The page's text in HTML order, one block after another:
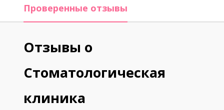
Проверенные отзывы
Отзывы о
Стоматологическая
клиника